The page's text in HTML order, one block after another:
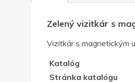
Zelený vizitkár s
Vizitkár s magnetickým
Katalóg
Stránka katalógu